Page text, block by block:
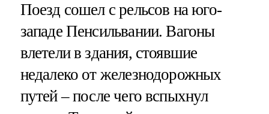
Поезд сошел с рельсов на юго-
западе Пенсильвании. Вагоны
влетели в здания, стоявшие
недалеко от железнодорожных
путей – после чего вспыхнул